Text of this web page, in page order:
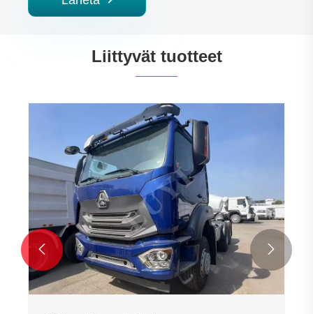
Liittyvät tuotteet
 